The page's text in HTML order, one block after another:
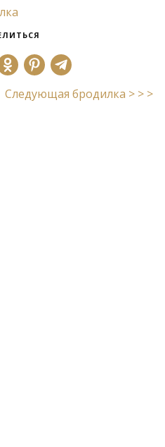
Следующая бродилка > > >